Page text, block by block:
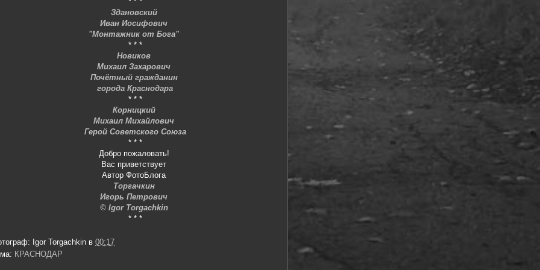
Здановский
Иван Иосифович
"Монтажник от Бога"
* * *
Новиков
Михаил Захарович
Почётный гражданин
города Краснодара
* * *
Корницкий
Михаил Михайлович
Герой Советского Союза
* * *
Добро пожаловать!
Вас приветствует
Автор ФотоБлога
Торгачкин
Игорь Петрович
© Igor Torgachkin
* * *
Igor Torgachkin в 00:17
КРАСНОДАР